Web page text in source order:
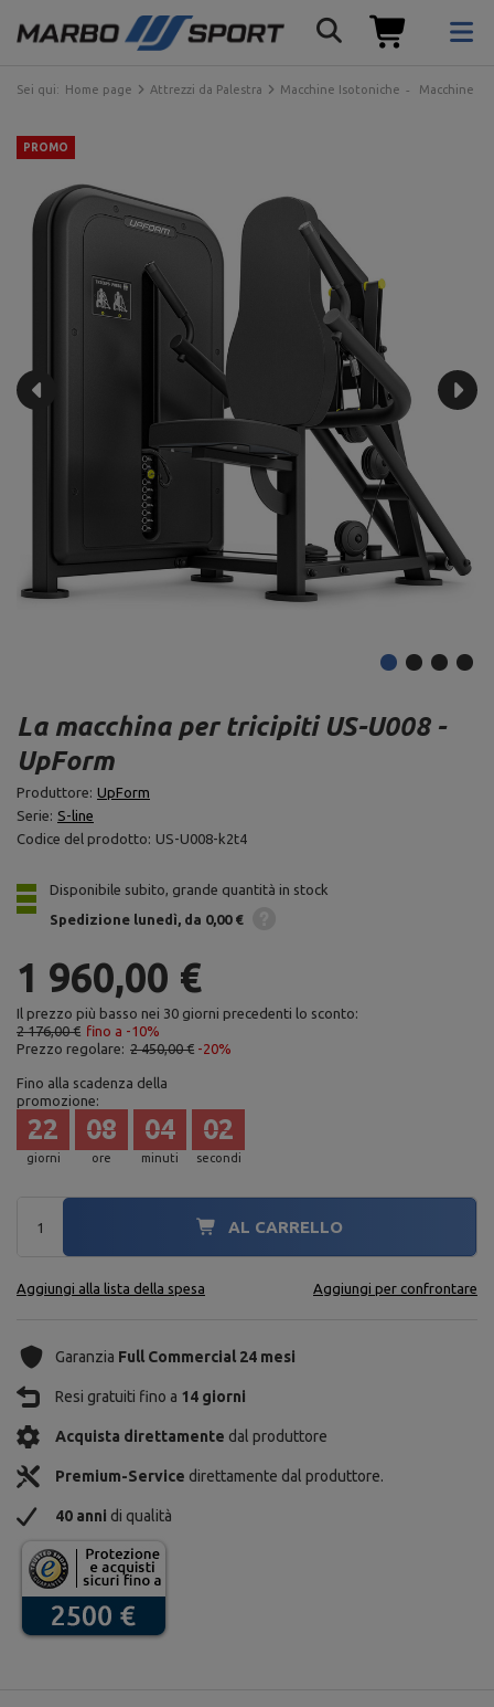
Sei qui: Home page Attrezzi da Palestra Macchine Isotoniche Macchine
PROMO
La macchina per tricipiti US-U008 -
UpForm
Produttore: UpForm
Serie: S-line
Codice del prodotto: US-U008-k2t4
Disponibile subito, grande quantità in stock
Spedizione lunedì da 0,00 €
1 960,00 €
Il prezzo più basso nei 30 giorni precedenti lo sconto:
2 176,00 € fino a -10%
Prezzo regolare: 2 450,00 € -20%
Fino alla scadenza della
promozione:
giorni
22
ore
08
minuti
04
secondi
01
AL CARRELLO
Aggiungi alla lista della spesa Aggiungi per confrontare
Garanzia Full Commercial 24 mesi
Resi gratuiti fino a 14 giorni
Acquista direttamente dal produttore
Premium-Service direttamente dal produttore.
40 anni di qualità